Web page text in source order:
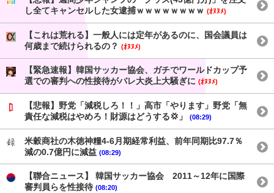
し全てキャンセルした女逮捕ｗｗｗｗｗｗｗｗ (ｵﾇﾇﾒ)
【これは荒れる】一般人には定年があるのに、国会議員は
何歳まで続けられるの？ (ｵﾇﾇﾒ)
【緊急速報】韓国サッカー協会、ガチでワールドカップ予
選での審判への性接待がバレ大炎上大騒ぎに (ｵﾇﾇﾒ)
【悲報】野党「減税しろ！！」高市「やります」野党「無
責任な減税はやめろ！財源はどうする💢」
(08:29)
米穀商社の木徳神糧4-6月期経常利益、前年同期比97.7％
減の0.7億円に減益 (08:29)
【聯合ニュース】 韓国サッカー協会 2011～12年に国際
審判員らを性接待 (08:20)